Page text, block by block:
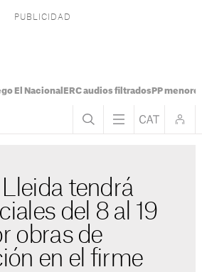
El Nacional ERC audios filtradosPP
Lleida tendrá
del 8 al 19
obras de
en el firme